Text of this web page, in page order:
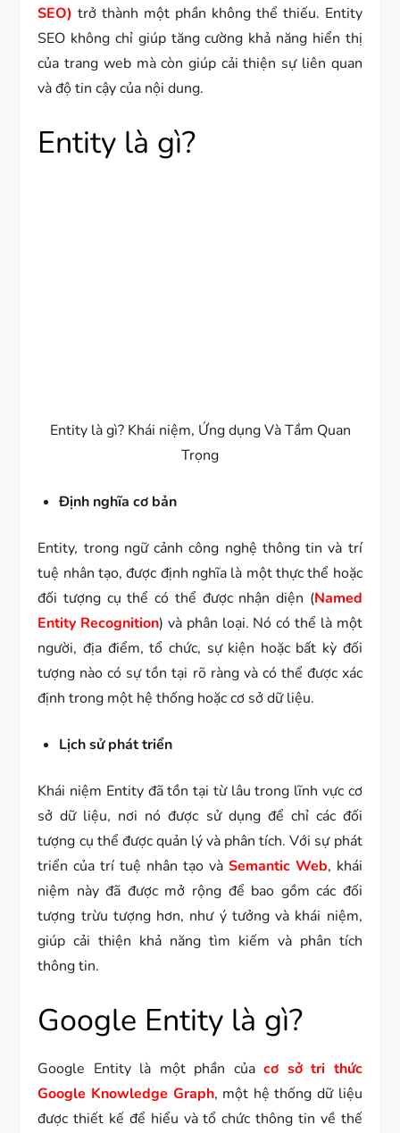
SEO) trở thành một phần không thể thiếu. Entity
SEO không chỉ giúp tăng cường khả năng hiển thị
của trang web mà còn giúp cải thiện sự liên quan
và độ tin cậy của nội dung.
Entity là gì?
Entity là gì? Khái niệm, Ứng dụng Và Tầm Quan
Trọng
Định nghĩa cơ bản
Entity, trong ngữ cảnh công nghệ thông tin và trí
tuệ nhân tạo, được định nghĩa là một thực thể hoặc
đối tượng cụ thể có thể được nhận diện (Named
Entity Recognition) và phân loại. Nó có thể là một
người, địa điểm, tổ chức, sự kiện hoặc bất kỳ đối
tượng nào có sự tồn tại rõ ràng và có thể được xác
định trong một hệ thống hoặc cơ sở dữ liệu.
Lịch sử phát triển
Khái niệm Entity đã tồn tại từ lâu trong lĩnh vực cơ
sở dữ liệu, nơi nó được sử dụng để chỉ các đối
tượng cụ thể được quản lý và phân tích. Với sự phát
triển của trí tuệ nhân tạo và Semantic Web, khái
niệm này đã được mở rộng để bao gồm các đối
tượng trừu tượng hơn, như ý tưởng và khái niệm,
giúp cải thiện khả năng tìm kiếm và phân tích
thông tin.
Google Entity là gì?
Google Entity là một phần củacơ sở tri thức
Google Knowledge Graph, một hệ thống dữ liệu
được thiết kế để hiểu và tổ chức thông tin về thế